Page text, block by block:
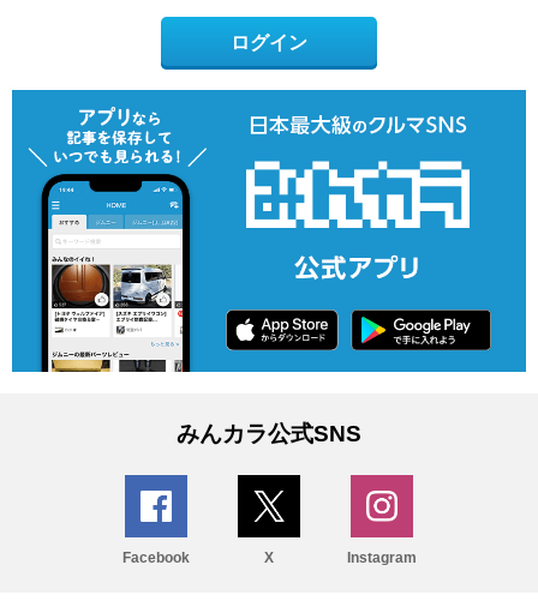
ログイン
みんカラ公式SNS
Facebook X Instagram